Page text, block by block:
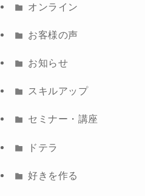
オンライン
お客様の声
お知らせ
スキルアップ
セミナー・講座
ドテラ
好きを作る